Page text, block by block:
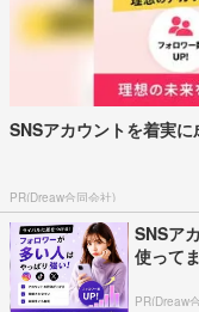
SNSアカウントを着実に
PR(Dreaw合同会社)
SNSア
使ってま
PR(Dreaw